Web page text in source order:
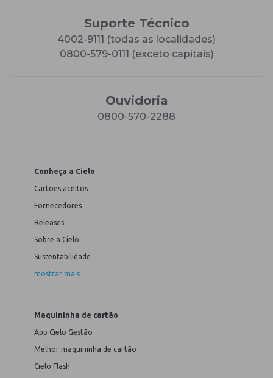
Suporte Técnico
4002-9111 (todas as localidades)
0800-579-0111 (exceto capitais)
Ouvidoria
0800-570-2288
Conheça a Cielo
Cartões aceitos
Fornecedores
Releases
Sobre a Cielo
Sustentabilidade
mostrar mais
Maquininha de cartão
App Cielo Gestão
Melhor maquininha de cartão
Cielo Flash